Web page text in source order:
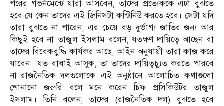
পরের গভর্নমেন্টে যারা আসবেন, তাদের প্রত্যেককে এটা বুঝতে
হবে যে কেন তাদের এই জিনিসটা কন্টিনিউ করতে হবে। সেটা যদি
তারা বুঝতে না পারেন, এর চেয়ে বড় দুর্ভাগ্য জাতির জন্য আর
কিছুই হবে না।তাজুল ইসলাম বলেন, যতক্ষণ দায়িত্বে আছেন বা
তাদের বিবেকবুদ্ধি কার্যকর আছে, আইন অনুযায়ী তারা কাজ করে
যাবেন। যত বাধাই আসুক, তা তাদের দায়িত্বচ্যুত করতে পারবে
না।রাজনৈতিক দলগুলোকে এই অনুষ্ঠানে আলোচিত কথাগুলো
শোনানো জরুরি বলে মনে করেন চিফ প্রসিকিউটর তাজুল
ইসলাম। তিনি বলেন, তাদের (রাজনৈতিক দল) বুঝতে হবে